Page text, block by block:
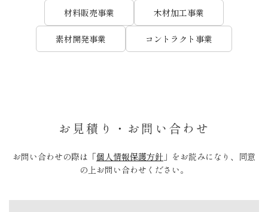
材料販売事業 木材加工事業
素材開発事業 コントラクト事業
お見積り・お問い合わせ
お問い合わせの際は「個人情報保護方針 」をお読みになり、同意
の上お問い合わせください。